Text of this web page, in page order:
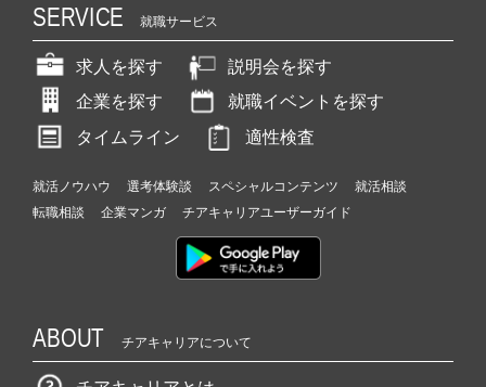
SERVICE 就職サービス
求人を探す
説明会を探す
企業を探す
就職イベントを探す
タイムライン
適性検査
就活ノウハウ 選考体験談 スペシャルコンテンツ
就活相談
転職相談
企業マンガ チアキャリアユーザーガイド
ABOUT チアキャリアについて